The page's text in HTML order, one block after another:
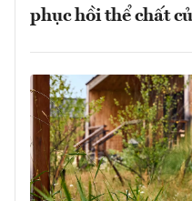
phục hồi thể chất